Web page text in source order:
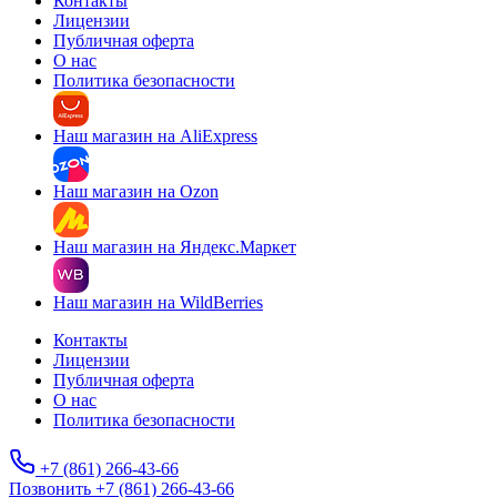
Лицензии
Публичная оферта
О нас
Политика безопасности
Наш магазин на AliExpress
Наш магазин на Ozon
Наш магазин на Яндекс.Маркет
Наш магазин на WildBerries
Контакты
Лицензии
Публичная оферта
О нас
Политика безопасности
+7 (861) 266-43-66
Позвонить +7 (861) 266-43-66